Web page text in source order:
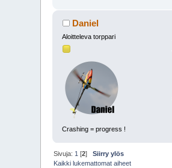
Daniel
Aloitteleva torppari
Crashing = progress !
Sivuja: 1 [2]Siirry ylös
Kaikki lukemattomat aiheet